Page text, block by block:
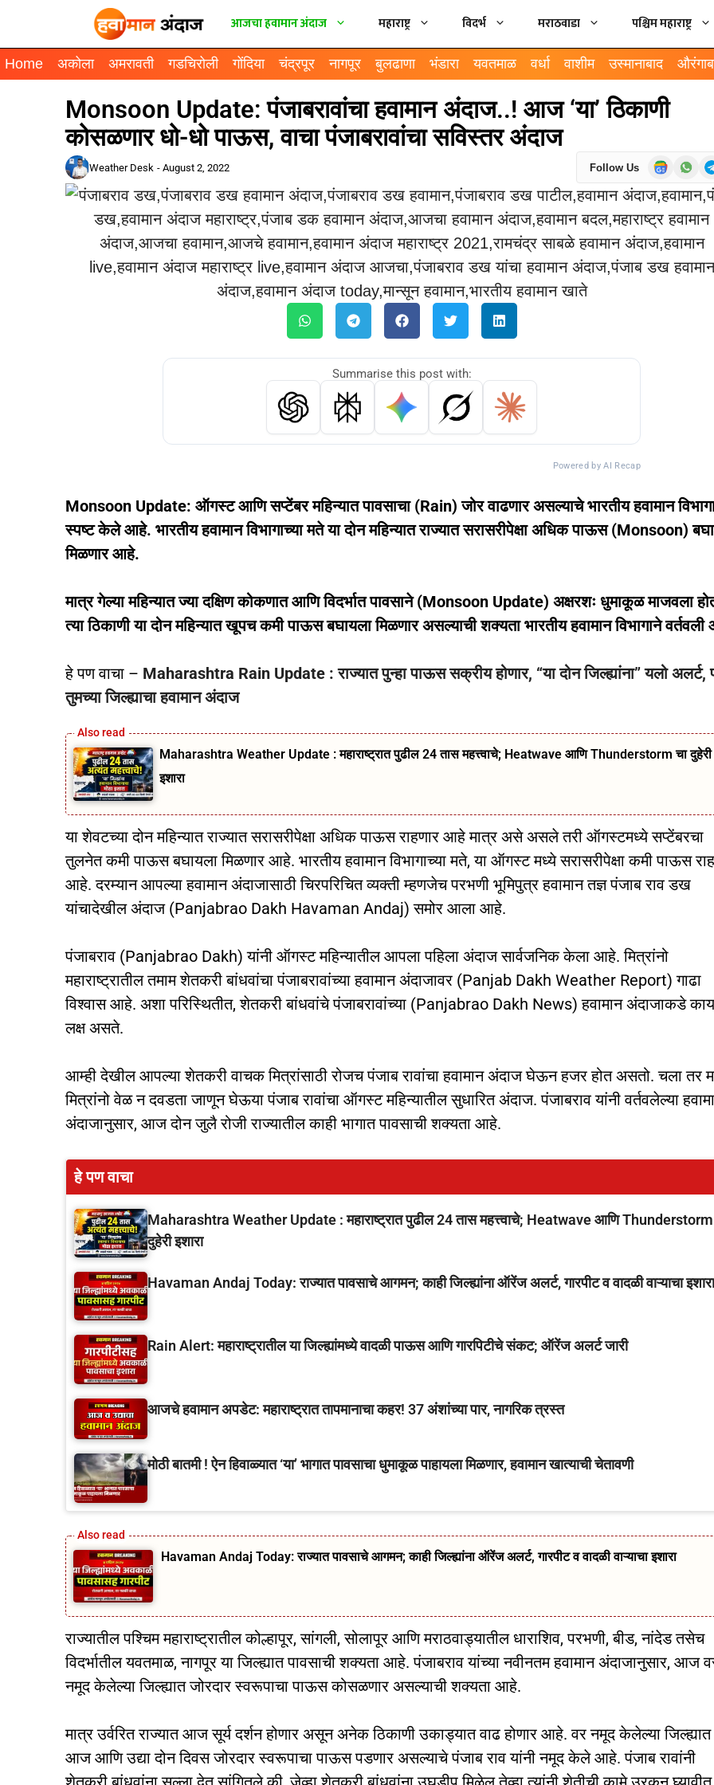
आजचा हवामान अंदाज महाराष्ट्र विदर्भ मराठवाडा पश्चिम महाराष्ट्र
Home अकोला अमरावती गडचिरोली गोंदिया चंद्रपूर नागपूर बुलढाणा भंडारा यवतमाळ वर्धा वाशीम उस्मानाबाद
Monsoon Update: पंजाबरावांचा हवामान अंदाज..! आज ‘या’ ठिकाणी
कोसळणार धो-धो पाऊस, वाचा पंजाबरावांचा सविस्तर अंदाज
Weather Desk - August 2, 2022 Follow Us
Summarise this post with:
Powered by AI Recap
Monsoon Update: ऑगस्ट आणि सप्टेंबर महिन्यात पावसाचा (Rain) जोर वाढणार असल्याचे भारतीय हवामान
स्पष्ट केले आहे. भारतीय हवामान विभागाच्या मते या दोन महिन्यात राज्यात सरासरीपेक्षा अधिक पाऊस (Monsoon)
मिळणार आहे.
मात्र गेल्या महिन्यात ज्या दक्षिण कोकणात आणि विदर्भात पावसाने (Monsoon Update) अक्षरशः धुमाकूळ माजवला
त्या ठिकाणी या दोन महिन्यात खूपच कमी पाऊस बघायला मिळणार असल्याची शक्यता भारतीय हवामान विभागाने
हे पण वाचा – Maharashtra Rain Update : राज्यात पुन्हा पाऊस सक्रीय होणार, “या दोन जिल्ह्यांना” यलो अलर्ट,
तुमच्या जिल्ह्याचा हवामान अंदाज
Maharashtra Weather Update : महाराष्ट्रात पुढील 24 तास महत्त्वाचे; Heatwave आणि Thunderstorm चा दुहेरी
इशारा
या शेवटच्या दोन महिन्यात राज्यात सरासरीपेक्षा अधिक पाऊस राहणार आहे मात्र असे असले तरी ऑगस्टमध्ये सप्टेंबरचा
तुलनेत कमी पाऊस बघायला मिळणार आहे. भारतीय हवामान विभागाच्या मते, या ऑगस्ट मध्ये सरासरीपेक्षा कमी पाऊस
आहे. दरम्यान आपल्या हवामान अंदाजासाठी चिरपरिचित व्यक्ती म्हणजेच परभणी भूमिपुत्र हवामान तज्ञ पंजाब राव डख
यांचादेखील अंदाज (Panjabrao Dakh Havaman Andaj) समोर आला आहे.
पंजाबराव (Panjabrao Dakh) यांनी ऑगस्ट महिन्यातील आपला पहिला अंदाज सार्वजनिक केला आहे. मित्रांनो
महाराष्ट्रातील तमाम शेतकरी बांधवांचा पंजाबरावांच्या हवामान अंदाजावर (Panjab Dakh Weather Report) गाढा
विश्वास आहे. अशा परिस्थितीत, शेतकरी बांधवांचे पंजाबरावांच्या (Panjabrao Dakh News) हवामान अंदाजाकडे
लक्ष असते.
आम्ही देखील आपल्या शेतकरी वाचक मित्रांसाठी रोजच पंजाब रावांचा हवामान अंदाज घेऊन हजर होत असतो. चला तर
मित्रांनो वेळ न दवडता जाणून घेऊया पंजाब रावांचा ऑगस्ट महिन्यातील सुधारित अंदाज. पंजाबराव यांनी वर्तवलेल्या
अंदाजानुसार, आज दोन जुलै रोजी राज्यातील काही भागात पावसाची शक्यता आहे.
हे पण वाचा
Maharashtra Weather Update : महाराष्ट्रात पुढील 24 तास महत्त्वाचे; Heatwave आणि Thunderstorm
दुहेरी इशारा
Havaman Andaj Today: राज्यात पावसाचे आगमन; काही जिल्ह्यांना ऑरेंज अलर्ट, गारपीट व वादळी वाऱ्याचा इशारा
Rain Alert: महाराष्ट्रातील या जिल्ह्यांमध्ये वादळी पाऊस आणि गारपिटीचे संकट; ऑरेंज अलर्ट जारी
आजचे हवामान अपडेट: महाराष्ट्रात तापमानाचा कहर! 37 अंशांच्या पार, नागरिक त्रस्त
मोठी बातमी ! ऐन हिवाळ्यात ‘या’ भागात पावसाचा धुमाकूळ पाहायला मिळणार, हवामान खात्याची चेतावणी
Havaman Andaj Today: राज्यात पावसाचे आगमन; काही जिल्ह्यांना ऑरेंज अलर्ट, गारपीट व वादळी वाऱ्याचा इशारा
राज्यातील पश्चिम महाराष्ट्रातील कोल्हापूर, सांगली, सोलापूर आणि मराठवाड्यातील धाराशिव, परभणी, बीड, नांदेड तसेच
विदर्भातील यवतमाळ, नागपूर या जिल्ह्यात पावसाची शक्यता आहे. पंजाबराव यांच्या नवीनतम हवामान अंदाजानुसार, आज
नमूद केलेल्या जिल्ह्यात जोरदार स्वरूपाचा पाऊस कोसळणार असल्याची शक्यता आहे.
मात्र उर्वरित राज्यात आज सूर्य दर्शन होणार असून अनेक ठिकाणी उकाड्यात वाढ होणार आहे. वर नमूद केलेल्या जिल्ह्यात
आज आणि उद्या दोन दिवस जोरदार स्वरूपाचा पाऊस पडणार असल्याचे पंजाब राव यांनी नमूद केले आहे. पंजाब रावांनी